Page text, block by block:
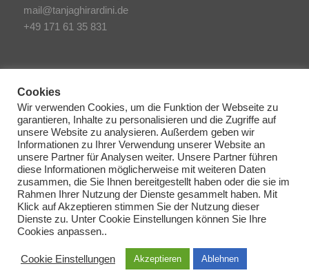
mail@tanjaghirardini.de
+49 171 61 35 831
SONSTIGES
AGB/Impressum
Haftungsausschluss
Datenschutzerklärung
Cookie Richtlinien
Cookies
Wir verwenden Cookies, um die Funktion der Webseite zu
garantieren, Inhalte zu personalisieren und die Zugriffe auf
unsere Website zu analysieren. Außerdem geben wir
Informationen zu Ihrer Verwendung unserer Website an
unsere Partner für Analysen weiter. Unsere Partner führen
diese Informationen möglicherweise mit weiteren Daten
zusammen, die Sie Ihnen bereitgestellt haben oder die sie im
Rahmen Ihrer Nutzung der Dienste gesammelt haben. Mit
Klick auf Akzeptieren stimmen Sie der Nutzung dieser
Dienste zu. Unter Cookie Einstellungen können Sie Ihre
Cookies anpassen..
Cookie Einstellungen Akzeptieren Ablehnen